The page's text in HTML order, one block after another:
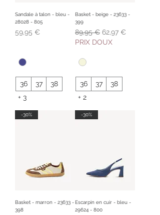
Sandale à talon - bleu -
28028 - 805
Prix
59,95 €
36 37
38
+ 3
Basket - beige - 23633 -
399
Prix original
89,95 € Prix promotionnel
62,97 €
PRIX DOUX
36 37
38
+ 2
-30%
Basket - marron - 23633 -
398
-30%
Escarpin en cuir - bleu -
29624 - 800